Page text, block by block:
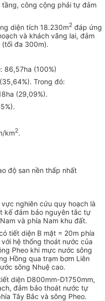
công cộng phải tự đảm
diện tích 18.230m2 đáp ứng
và khách vãng lai, đảm
(tối đa 300m).
86,57ha (100%)
Trong đó:
(29,09%).
km2.
độ san nền thấp nhất
nghiên cứu quy hoạch là
kế đảm bảo nguyên tắc tự
và phía Nam khu đất.
tiết diện B mặt = 20m phía
hệ thống thoát nước của
Pheo khi mực nước sông
Hồng qua trạm bơm Liên
sông Nhuệ cao.
diện D800mm-D1750mm,
đảm bảo thoát nước tự
Tây Bắc và sông Pheo.